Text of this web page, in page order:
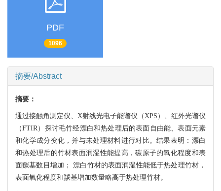
PDF
1096
摘要/Abstract
摘要：
通过接触角测定仪、X射线光电子能谱仪（XPS）、红外光谱仪
（FTIR）探讨毛竹经漂白和热处理后的表面自由能、表面元素
和化学成分变化，并与未处理材料进行对比。结果表明：漂白
和热处理后的竹材表面润湿性能提高，碳原子的氧化程度和表
面羰基数目增加； 漂白竹材的表面润湿性能低于热处理竹材，
表面氧化程度和羰基增加数量略高于热处理竹材。